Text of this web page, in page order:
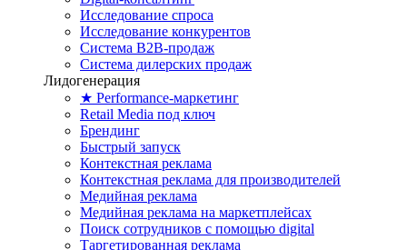
Исследование спроса
Исследование конкурентов
Система B2B-продаж
Система дилерских продаж
Лидогенерация
★ Performance-маркетинг
Retail Media под ключ
Брендинг
Быстрый запуск
Контекстная реклама
Контекстная реклама для производителей
Медийная реклама
Медийная реклама на маркетплейсах
Поиск сотрудников с помощью digital
Таргетированная реклама